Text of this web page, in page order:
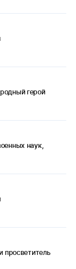
герой
наук,
просветитель